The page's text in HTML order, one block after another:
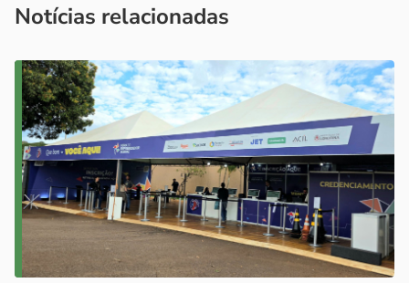
Notícias relacionadas